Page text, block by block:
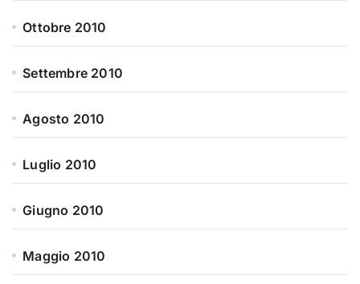
Ottobre 2010
Settembre 2010
Agosto 2010
Luglio 2010
Giugno 2010
Maggio 2010